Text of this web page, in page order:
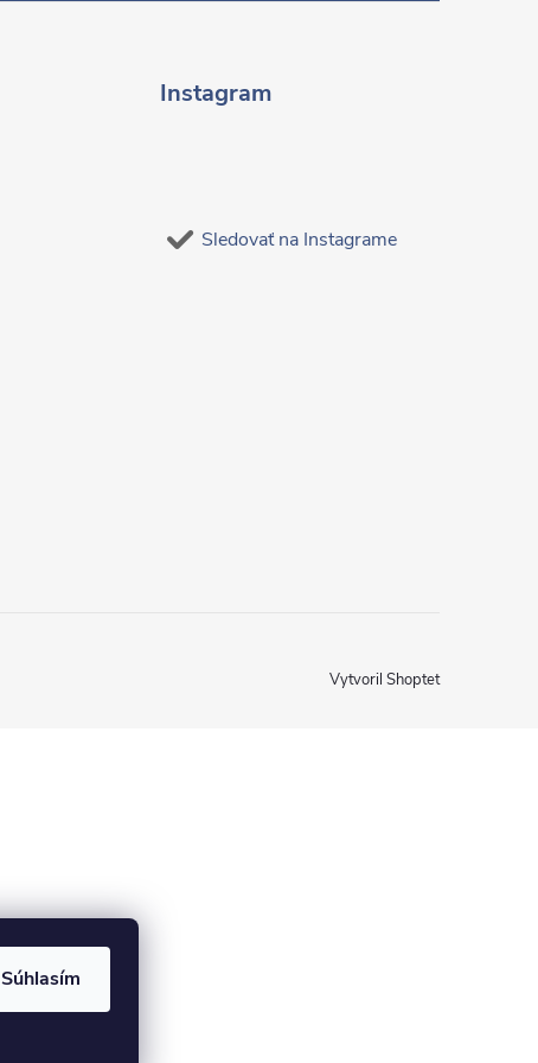
Súhlasím
Instagram
Sledovať na Instagrame
Vytvoril Shoptet